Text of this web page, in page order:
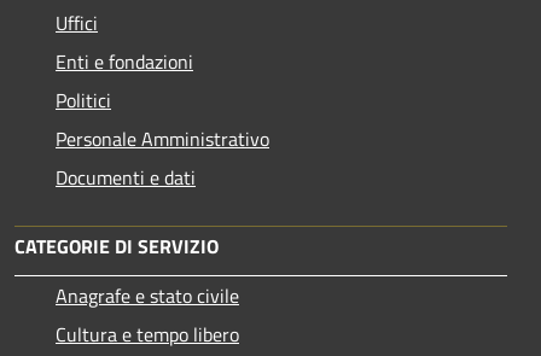
Uffici
Enti e fondazioni
Politici
Personale Amministrativo
Documenti e dati
CATEGORIE DI SERVIZIO
Anagrafe e stato civile
Cultura e tempo libero